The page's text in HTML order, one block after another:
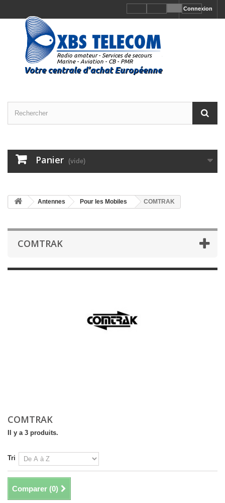
Connexion
Panier (vide)
Antennes Pour les Mobiles COMTRAK
COMTRAK
COMTRAK
Il y a 3 produits.
Tri
Comparer (0)